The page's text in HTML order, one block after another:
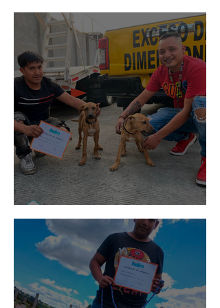
Rosa
Pedro Infante